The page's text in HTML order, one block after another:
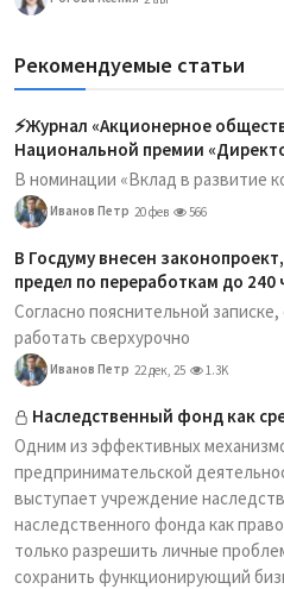
Рекомендуемые статьи
⚡️Журнал «Акционерное
Национальной премии
В номинации «Вклад в развитие
Иванов Петр 20 фев 566
В Госдуму внесен
предел по переработкам до 240
Согласно пояснительной
работать сверхурочно
Иванов Петр 22 дек, 25 1.3K
Наследственный фонд как
Одним из эффективных
предпринимательской
выступает учреждение
наследственного фонда как
только разрешить личные
сохранить функционирующий